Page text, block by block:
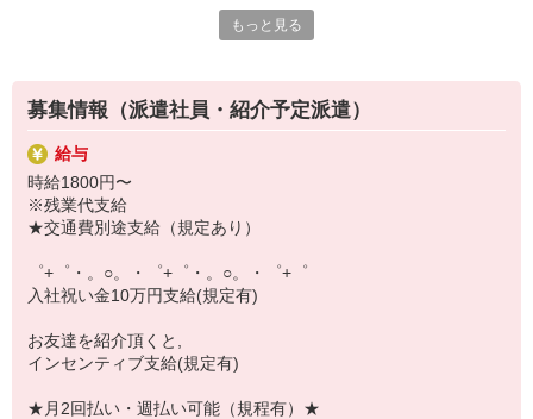
▼工場・製造・軽作業系
機械/食品製造・梱包・仕分け・加工・組立・検査
▼美容系
眉毛サロンのアイブロウ・ネイリスト・エステ
▼営業・販売
法人営業・アパレル販売・個別指導塾・人材紹介
▼人気案件も多数♪
短期・期間限定・オープニング・官公庁案件
上場/優良/大手企業など
【スマホ面接実施中】
￣￣￣￣￣￣￣￣￣
自宅に居ながらスマホでカンタン面接OK！
オンライン面談なのでスピード対応。
即日登録もOK♪
で開催されるソフトバンクの販売イベントを盛り上げるお仕事で
を楽しく演出します。
平日はソフトバンクショップで接客・受付業務を担当し、週末はシ
ョッピングモールなどで開催されるイベント会場で活躍します。
さまざまな店舗や会場で働けるため、毎回新鮮な気持ちで仕事に取
り組める環境です。
未経験でも研修制度が充実しているため、安心してスタートできま
す☆
もっと見る
募集情報（派遣社員・紹介予定派遣）
給与
時給1800円〜
※残業代支給
★交通費別途支給（規定あり）
゜+゜・。○。・゜+゜・。○。・゜+゜
入社祝い金10万円支給(規定有)
お友達を紹介頂くと,
インセンティブ支給(規定有)
★月2回払い・週払い可能（規程有）★